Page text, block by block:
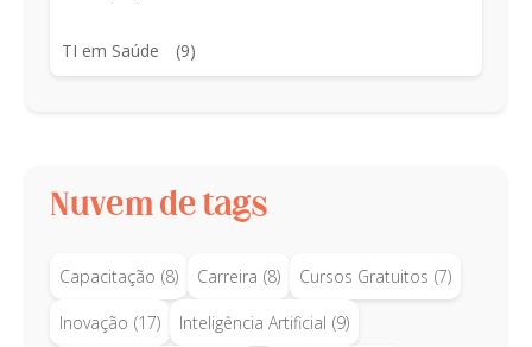
TI em Saúde (9)
Nuvem de tags
Capacitação (8) Carreira (8) Cursos Gratuitos (7)
Inovação (17) Inteligência Artificial (9)